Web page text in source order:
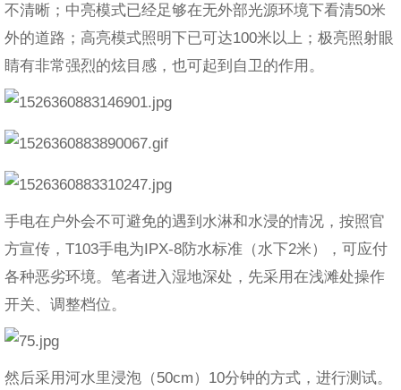
不清晰；中亮模式已经足够在无外部光源环境下看清50米
外的道路；高亮模式照明下已可达100米以上；极亮照射眼
睛有非常强烈的炫目感，也可起到自卫的作用。
手电在户外会不可避免的遇到水淋和水浸的情况，按照官
方宣传，T103手电为IPX-8防水标准（水下2米），可应付
各种恶劣环境。笔者进入湿地深处，先采用在浅滩处操作
开关、调整档位。
然后采用河水里浸泡（50cm）10分钟的方式，进行测试。